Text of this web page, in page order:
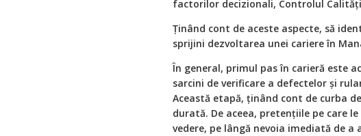
factorilor decizionali, Controlul Calită
Ținând cont de aceste aspecte, să
sprijini dezvoltarea unei cariere în
În general, primul pas în carieră este
sarcini de verificare a defectelor și
Această etapă, ținând cont de curba
durată. De aceea, pretențiile pe care
vedere, pe lângă nevoia imediată de a